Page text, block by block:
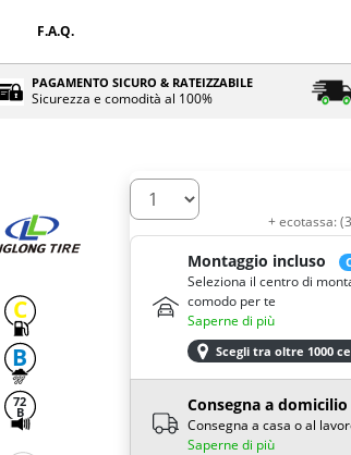
F.A.Q.
PAGAMENTO SICURO & RATEIZZABILE
Sicurezza e comodità al 100%
C
B
72
B
Quantità
+ ecotassa: (
Montaggio incluso
Seleziona il centro di
comodo per te
Saperne di più
Scegli tra oltre 1000
Consegna a domicilio
Consegna a casa o al
Saperne di più